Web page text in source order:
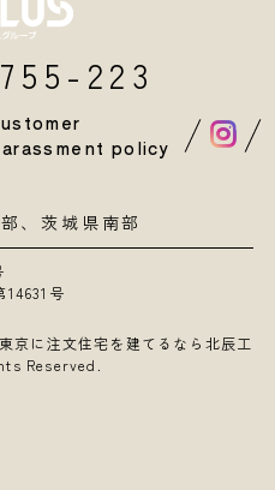
223
policy
、茨城県南部
号
京に注文住宅を建てるなら北辰工
Reserved.